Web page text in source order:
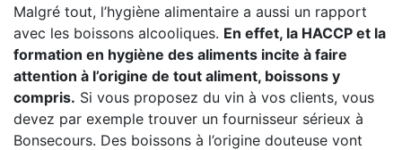
Malgré tout, l’hygiène alimentaire a aussi un rapport
avec les boissons alcooliques. En effet, la HACCP et la
formation en hygiène des aliments incite à faire
attention à l’origine de tout aliment, boissons y
compris. Si vous proposez du vin à vos clients, vous
devez par exemple trouver un fournisseur sérieux à
Bonsecours. Des boissons à l’origine douteuse vont